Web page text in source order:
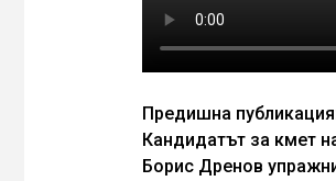
Continue
Reading
Предишна
Кандидатът за кмет
Борис Дренов